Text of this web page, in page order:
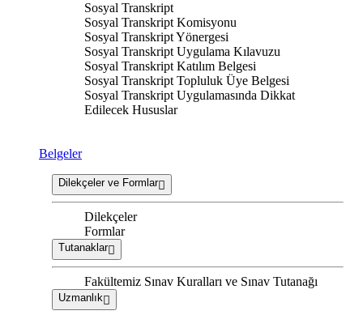
Sosyal Transkript
Sosyal Transkript Komisyonu
Sosyal Transkript Yönergesi
Sosyal Transkript Uygulama Kılavuzu
Sosyal Transkript Katılım Belgesi
Sosyal Transkript Topluluk Üye Belgesi
Sosyal Transkript Uygulamasında Dikkat
Edilecek Hususlar
Belgeler
Dilekçeler ve Formlar
Dilekçeler
Formlar
Tutanaklar
Fakültemiz Sınav Kuralları ve Sınav Tutanağı
Uzmanlık